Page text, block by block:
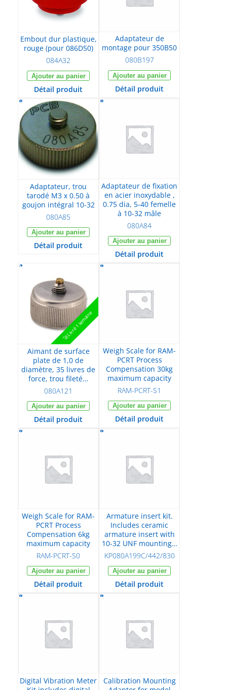
Embout dur plastique,
rouge (pour 086D50)
084A32
Ajouter au panier
Détail produit
Adaptateur de
montage pour 350B50
080B197
Ajouter au panier
Détail produit
Adaptateur, trou
tarodé M3 x 0.50 à
goujon intégral 10-32
080A85
Ajouter au panier
Détail produit
Adaptateur de fixation
en acier inoxydable ,
0.75 dia, 5-40 femelle
à 10-32 mâle
080A84
Ajouter au panier
Détail produit
🚀 Livré 1 semaine
Aimant de surface
plate de 1,0 de
diamètre, 35 livres de
force, trou fileté…
080A121
Ajouter au panier
Détail produit
Weigh Scale for RAM-
PCRT Process
Compensation 30kg
maximum capacity
RAM-PCRT-S1
Ajouter au panier
Détail produit
Weigh Scale for RAM-
PCRT Process
Compensation 6kg
maximum capacity
RAM-PCRT-S0
Ajouter au panier
Détail produit
Armature insert kit.
Includes ceramic
armature insert with
10-32 UNF mounting…
KP080A199C/442/830
Ajouter au panier
Détail produit
Digital Vibration Meter
Calibration Mounting